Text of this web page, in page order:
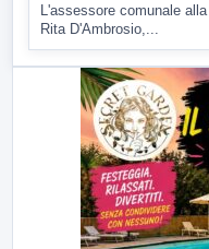
L'assessore comunale
Rita D'Ambrosio,...